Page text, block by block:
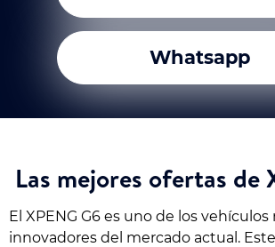
Whatsapp
Las mejores ofertas de
El XPENG G6 es uno de los vehículos
innovadores del mercado actual.